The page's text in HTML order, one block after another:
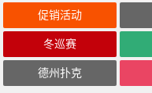
促销活动
冬巡赛
德州扑克